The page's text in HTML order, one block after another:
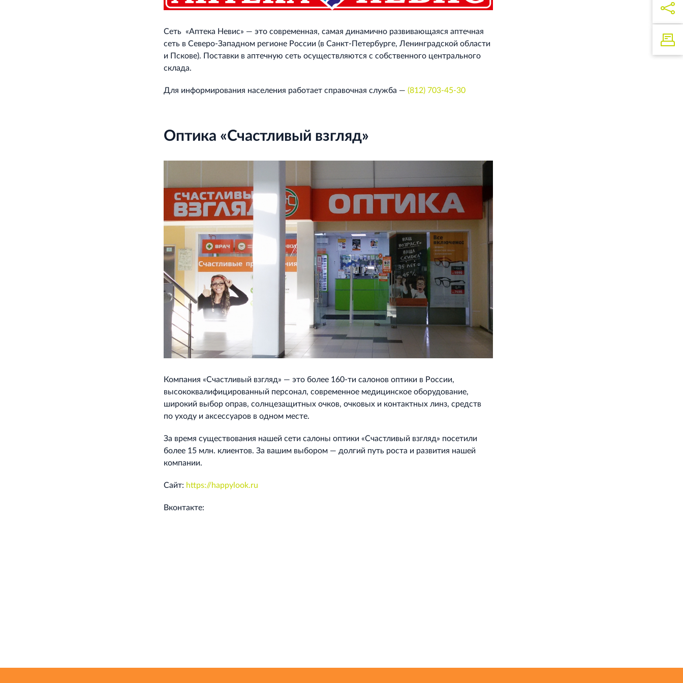
Сеть «Аптека Невис» — это современная, самая динамично развивающаяся аптечная
сеть в Северо‐Западном регионе России (в Санкт‐Петербурге, Ленинградской области
и Пскове). Поставки в аптечную сеть осуществляются с собственного центрального
склада.
Для информирования населения работает справочная служба — (812) 703‐45‐30
Оптика «Счастливый взгляд»
Компания «Счастливый взгляд» — это более 160‐ти салонов оптики в России,
высококвалифицированный персонал, современное медицинское оборудование,
широкий выбор оправ, солнцезащитных очков, очковых и контактных линз, средств
по уходу и аксессуаров в одном месте.
За время существования нашей сети салоны оптики «Счастливый взгляд» посетили
более 15 млн. клиентов. За вашим выбором — долгий путь роста и развития нашей
компании.
Cайт: https://happylook.ru
Вконтакте: